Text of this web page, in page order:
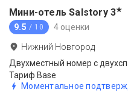
Мини-отель Salstory 3★
9.5 / 10 4 оценки
Нижний Новгород
Двухместный номер с
Тариф Base
Моментальное